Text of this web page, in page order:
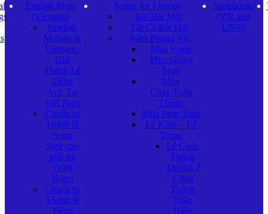
English Mass
(Vietnam)
English
Masses in
Vietnam /
Giờ
Thánh Lễ
Tiếng
Anh Tại
Việt Nam
Chuẩn bị
Thánh lễ
Song
Ngữ cho
giới trẻ
(Việt
Nam)
Chuẩn bị
Thánh lễ
Tiếng
Songs for Liturgy
Bài Hát Mới
Tất Cả Bài Hát
Năm Phụng Vụ
Mùa Vọng
Mùa Giáng
Sinh
Mùa
Chay/Tuần
Thánh
Mùa Phục Sinh
Lễ Kính – Lễ
Trọng
Lễ Chúa
Thăng
Thiên/Lễ
Chúa
Thánh
Thần
Hiện
Songbooks
(VN and
USA)